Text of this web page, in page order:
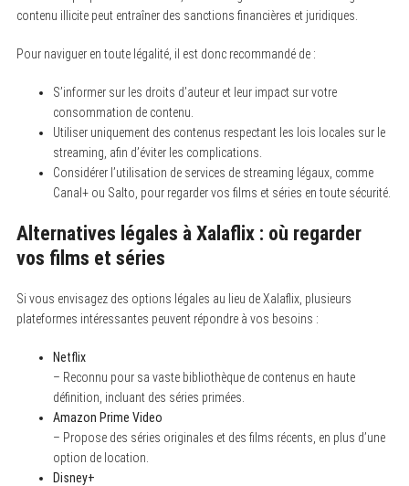
contenu illicite peut entraîner des sanctions financières et juridiques.
Pour naviguer en toute légalité, il est donc recommandé de :
S’informer sur les droits d’auteur et leur impact sur votre
consommation de contenu.
Utiliser uniquement des contenus respectant les lois locales sur le
streaming, afin d’éviter les complications.
Considérer l’utilisation de services de streaming légaux, comme
Canal+ ou Salto, pour regarder vos films et séries en toute sécurité.
Alternatives légales à Xalaflix : où regarder
vos films et séries
Si vous envisagez des options légales au lieu de Xalaflix, plusieurs
plateformes intéressantes peuvent répondre à vos besoins :
Netflix
– Reconnu pour sa vaste bibliothèque de contenus en haute
définition, incluant des séries primées.
Amazon Prime Video
– Propose des séries originales et des films récents, en plus d’une
option de location.
Disney+